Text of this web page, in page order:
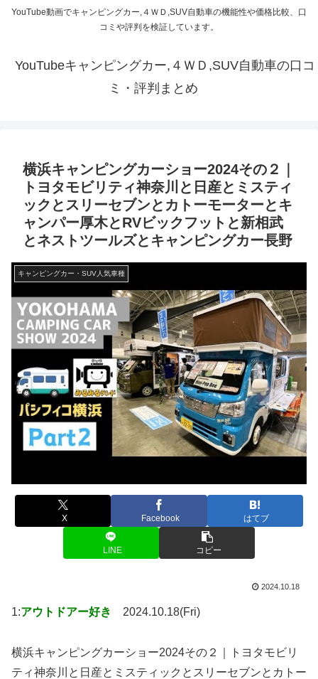
YouTube動画でキャンピングカー,４ＷＤ,SUV自動車の機能性や価格比較、口
コミや評判を検証しています。
YouTubeキャンピングカー,４ＷＤ,SUV自動車の口コ
ミ・評判まとめ
横浜キャンピングカーショー2024その２｜
トヨタモビリティ神奈川と日産とミスティ
ックとスリーセブンとカトーモーターとキ
ャンパー厚木とRVビックフットと新相武
とネストツールズとキャンピングカー長野
キャンピングカー・SUV人気車種
X Facebook はてブ
LINE コピー
2024.10.18
1:アウトドアー好き 2024.10.18(Fri)
横浜キャンピングカーショー2024その２｜トヨタモビリ
ティ神奈川と日産とミスティックとスリーセブンとカトー